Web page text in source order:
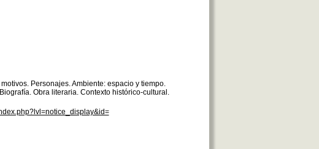
Personajes. Ambiente: espacio y tiempo.
Obra literaria. Contexto histórico-cultural.